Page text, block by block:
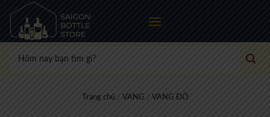
content
kiếm:
Trang chủ / VANG / VANG ĐỎ